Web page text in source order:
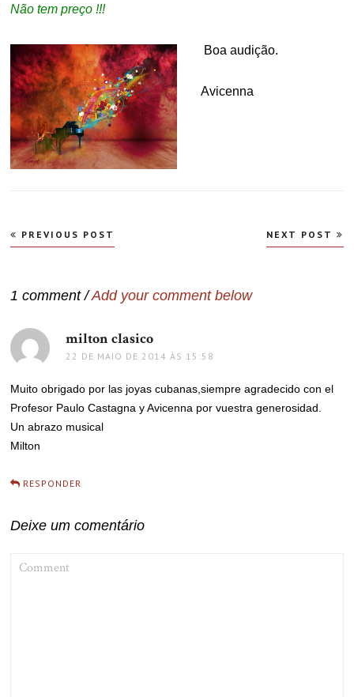
Não tem preço !!!
Boa audição.
Avicenna
Navegação
de
PREVIOUS POST NEXT POST
1 comment /Add your comment below
milton clasico
22 DE MAIO DE 2014 ÀS 15:58
Muito obrigado por las joyas cubanas,siempre agradecido con el
Profesor Paulo Castagna y Avicenna por vuestra generosidad.
Un abrazo musical
Milton
RESPONDER
Deixe um comentário